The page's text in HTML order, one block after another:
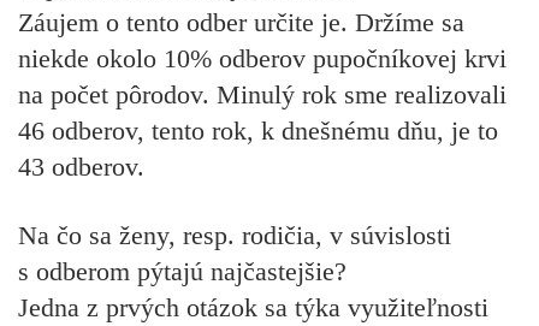
Záujem o tento odber určite je. Držíme sa
niekde okolo 10% odberov pupočníkovej krvi
na počet pôrodov. Minulý rok sme realizovali
46 odberov, tento rok, k dnešnému dňu, je to
43 odberov.
Na čo sa ženy, resp. rodičia, v súvislosti
s odberom pýtajú najčastejšie?
Jedna z prvých otázok sa týka využiteľnosti